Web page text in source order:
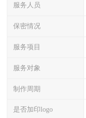
服务人员
保密情况
服务项目
服务对象
制作周期
是否加印logo